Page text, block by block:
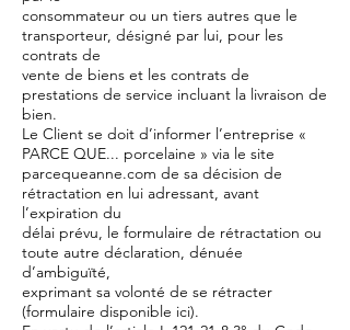
consommateur ou un tiers autres que le
transporteur, désigné par lui, pour les
contrats de
vente de biens et les contrats de
prestations de service incluant la livraison de
bien.
Le Client se doit d’informer l’entreprise «
PARCE QUE... porcelaine » via le site
parcequeanne.com de sa décision de
rétractation en lui adressant, avant
l’expiration du
délai prévu, le formulaire de rétractation ou
toute autre déclaration, dénuée
d’ambiguïté,
exprimant sa volonté de se rétracter
(formulaire disponible ici).